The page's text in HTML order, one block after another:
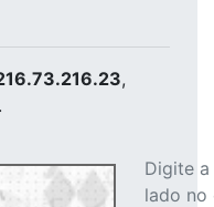
,
Digite
lado no